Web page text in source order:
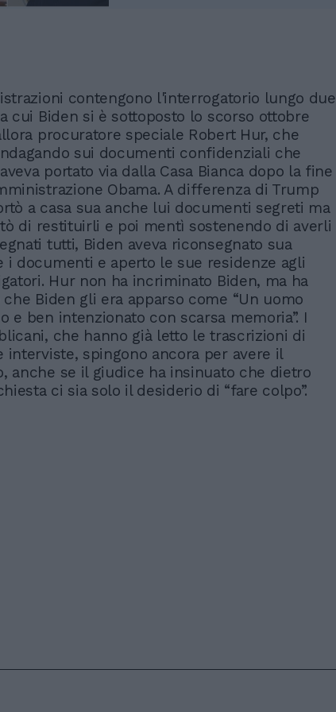
contengono l'interrogatorio lungo due
cui Biden si è sottoposto lo scorso ottobre
procuratore speciale Robert Hur, che
sui documenti confidenziali che
portato via dalla Casa Bianca dopo la fine
Obama. A differenza di Trump
a casa sua anche lui documenti segreti ma
di restituirli e poi mentì sostenendo di averli
tutti, Biden aveva riconsegnato sua
i documenti e aperto le sue residenze agli
Hur non ha incriminato Biden, ma ha
Biden gli era apparso come “Un uomo
e ben intenzionato con scarsa memoria”. I
che hanno già letto le trascrizioni di
interviste, spingono ancora per avere il
anche se il giudice ha insinuato che dietro
ci sia solo il desiderio di “fare colpo”.